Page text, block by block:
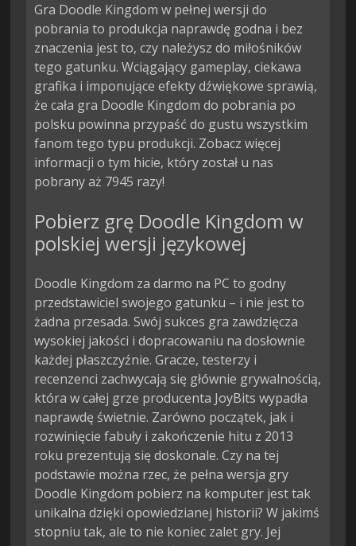
Gra Doodle Kingdom w pełnej wersji do
pobrania to produkcja naprawdę godna i bez
znaczenia jest to, czy należysz do miłośników
tego gatunku. Wciągający gameplay, ciekawa
grafika i imponujące efekty dźwiękowe sprawią,
że cała gra Doodle Kingdom do pobrania po
polsku powinna przypaść do gustu wszystkim
fanom tego typu produkcji. Zobacz więcej
informacji o tym hicie, który został u nas
pobrany aż 7945 razy!
Pobierz grę Doodle Kingdom w
polskiej wersji językowej
Doodle Kingdom za darmo na PC to godny
przedstawiciel swojego gatunku – i nie jest to
żadna przesada. Swój sukces gra zawdzięcza
wysokiej jakości i dopracowaniu na dosłownie
każdej płaszczyźnie. Gracze, testerzy i
recenzenci zachwycają się głównie grywalnością,
która w całej grze producenta JoyBits wypadła
naprawdę świetnie. Zarówno początek, jak i
rozwinięcie fabuły i zakończenie hitu z 2013
roku prezentują się doskonale. Czy na tej
podstawie można rzec, że pełna wersja gry
Doodle Kingdom pobierz na komputer jest tak
unikalna dzięki opowiedzianej historii? W jakimś
stopniu tak, ale to nie koniec zalet gry. Jej